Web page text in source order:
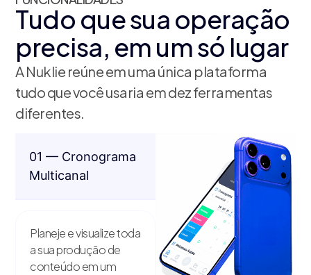
Tudo que sua operação
precisa, em um só lugar
A Nuklie reúne em uma única plataforma
tudo que você usaria em dez ferramentas
diferentes.
01 — Cronograma
Multicanal
Planeje e visualize toda
a sua produção de
conteúdo em um